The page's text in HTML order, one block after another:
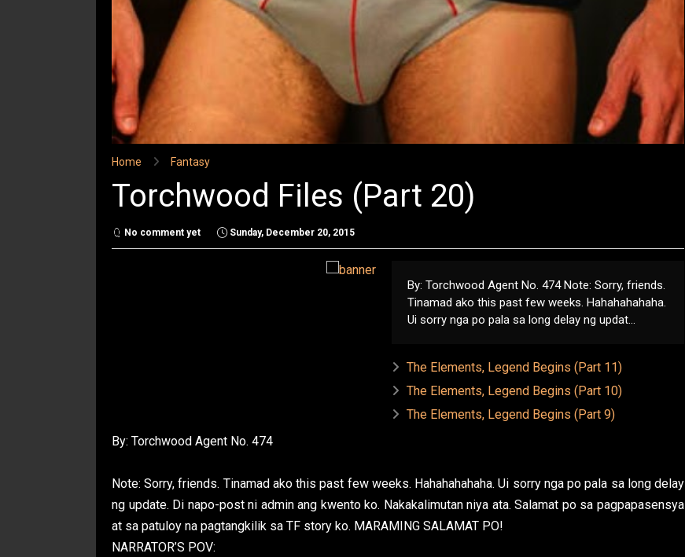
Home Fantasy
Torchwood Files (Part 20)
No comment yet Sunday, December 20, 2015
By: Torchwood Agent No. 474 Note: Sorry, friends.
Tinamad ako this past few weeks. Hahahahahaha.
Ui sorry nga po pala sa long delay ng updat...
The Elements, Legend Begins (Part 11)
The Elements, Legend Begins (Part 10)
The Elements, Legend Begins (Part 9)
By: Torchwood Agent No. 474
Note: Sorry, friends. Tinamad ako this past few weeks. Hahahahahaha. Ui sorry nga po pala sa long delay
ng update. Di napo-post ni admin ang kwento ko. Nakakalimutan niya ata. Salamat po sa pagpapasensya
at sa patuloy na pagtangkilik sa TF story ko. MARAMING SALAMAT PO!
NARRATOR’S POV: